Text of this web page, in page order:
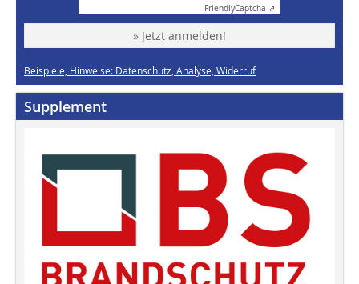
FriendlyCaptcha ⇗
» Jetzt anmelden!
Beispiele, Hinweise: Datenschutz, Analyse, Widerruf
Supplement